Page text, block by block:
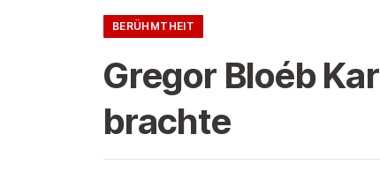
BERÜHMTHEIT
Gregor Bloéb
brachte